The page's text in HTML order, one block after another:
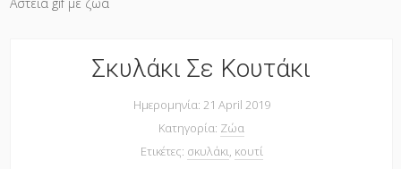
Σκυλάκι Σε Κουτάκι
Ημερομηνία: 21 April 2019
Κατηγορία: Ζώα
Ετικέτες: σκυλάκι, κουτί